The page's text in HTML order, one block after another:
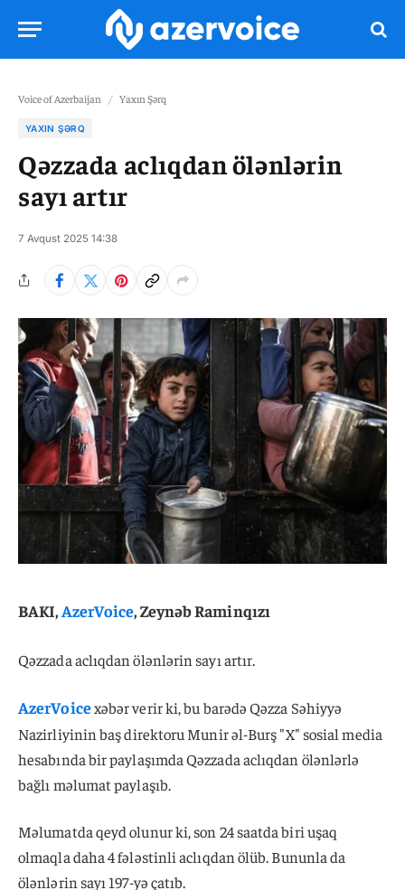
Voice of Azerbaijan / Yaxın Şərq
YAXIN ŞƏRQ
Qəzzada aclıqdan ölənlərin
sayı artır
7 Avqust 2025 14:38
BAKI,AzerVoice, Zeynəb Raminqızı
Qəzzada aclıqdan ölənlərin sayı artır.
AzerVoicexəbər verir ki, bu barədə Qəzza Səhiyyə
Nazirliyinin baş direktoru Munir əl-Burş "X" sosial media
hesabında bir paylaşımda Qəzzada aclıqdan ölənlərlə
bağlı məlumat paylaşıb.
Məlumatda qeyd olunur ki, son 24 saatda biri uşaq
olmaqla daha 4 fələstinli aclıqdan ölüb. Bununla da
ölənlərin sayı 197-yə çatıb.